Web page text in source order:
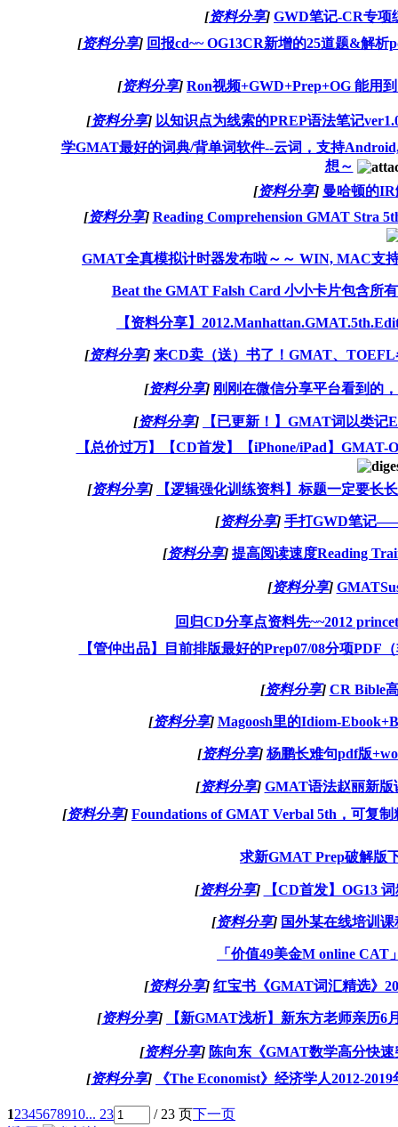
[资料分享] GWD笔记-CR专项
[资料分享] 回报cd~~ OG13CR新增的25道题&解
[资料分享] Ron视频+GWD+Prep+OG 能用
[资料分享] 以知识点为线索的PREP语法笔记
学GMAT最好的词典/背单词软件--云词，支持
想～
[资料分享] 曼哈顿的IR
[资料分享] Reading Comprehension GMAT Stra
GMAT全真模拟计时器发布啦～～ WIN, MAC支持
Beat the GMAT Falsh Card 小小卡片包含所
【资料分享】
[资料分享] 来CD卖（送）书了！GMAT、
[资料分享] 刚刚在微信分享平台看到的
[资料分享]
【已更新！】GMAT词以类记
【总价过万】【CD首发】【iPhone/iPad】
[资料分享] 【逻辑强化训练资料】标题一定要长
[资料分享] 手打GWD笔记
[资料分享] 提高阅读速度Reading
[资料分享]
回归CD分享点资料先~~2012
【管仲出品】目前排版最好的Prep07/08分项PDF
[资料分享] CR Bible
[资料分享] Magoosh里的Idiom-
[资料分享] 杨鹏长难句pdf版
[资料分享] GMAT语法赵丽新版
[资料分享] Foundations of GMAT Verbal 5th，可复
求新GMAT Prep破解版
[资料分享] 【CD首发】OG13
[资料分享] 国外某在线培训
「价值49美金M online
[资料分享] 红宝书《GMAT词汇精选》
[资料分享] 【新GMAT浅析】新东方老师亲历6
[资料分享] 陈向东《GMAT数学高分快
[资料分享] 《The Economist》经济学人2012-
12345678910... 23 / 23 页下一页